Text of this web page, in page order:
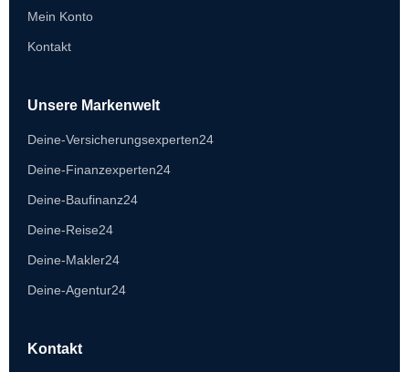
Mein Konto
Kontakt
Unsere Markenwelt
Deine-Versicherungsexperten24
Deine-Finanzexperten24
Deine-Baufinanz24
Deine-Reise24
Deine-Makler24
Deine-Agentur24
Kontakt